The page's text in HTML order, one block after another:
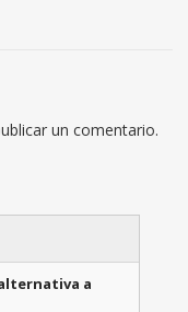
un comentario.
a